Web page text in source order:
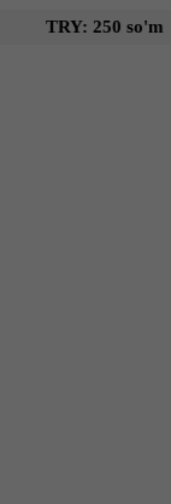
250 so'm▼